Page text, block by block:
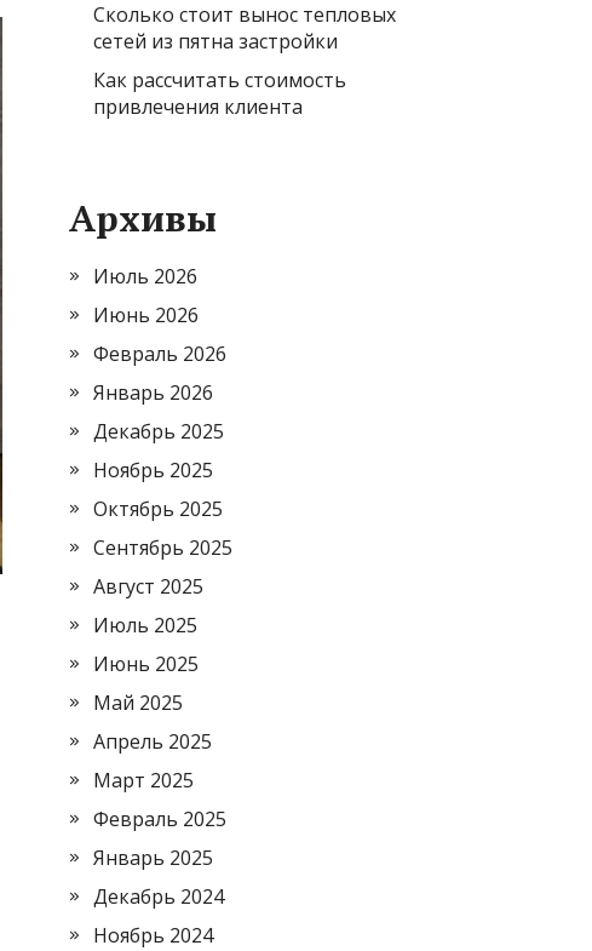
Сколько стоит вынос тепловых
сетей из пятна застройки
Как рассчитать стоимость
привлечения клиента
Архивы
Июль 2026
Июнь 2026
Февраль 2026
Январь 2026
Декабрь 2025
Ноябрь 2025
Октябрь 2025
Сентябрь 2025
Август 2025
Июль 2025
Июнь 2025
Май 2025
Апрель 2025
Март 2025
Февраль 2025
Январь 2025
Декабрь 2024
Ноябрь 2024